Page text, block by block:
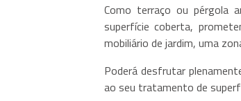
Como terraço ou pérgola
superfície coberta,
mobiliário de jardim, uma
Poderá desfrutar
ao seu tratamento de